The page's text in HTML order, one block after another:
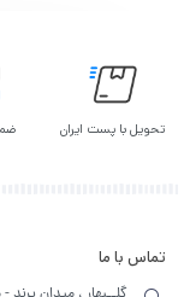
تحویل با پست ایران
تماس با ما